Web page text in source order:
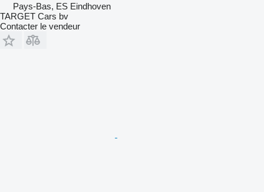
Pays-Bas, ES Eindhoven
TARGET Cars bv
Contacter le vendeur